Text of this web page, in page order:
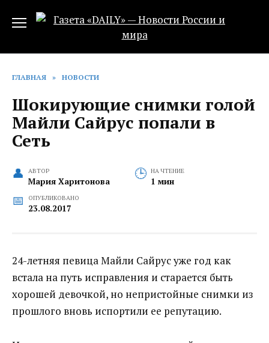
ГЛАВНАЯ » НОВОСТИ
Шокирующие снимки голой
Майли Сайрус попали в
Сеть
АВТОР
Мария Харитонова
НА ЧТЕНИЕ
1 мин
ОПУБЛИКОВАНО
23.08.2017
24-летняя певица Майли Сайрус уже год как
встала на путь исправления и старается быть
хорошей девочкой, но непристойные снимки из
прошлого вновь испортили ее репутацию.